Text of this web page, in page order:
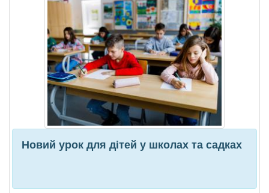
Новий урок для дітей у школах та садках